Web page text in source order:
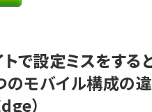
で設定ミスをす
のモバイル構成の
）